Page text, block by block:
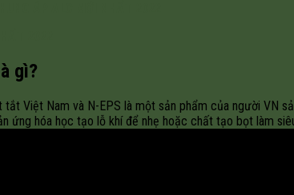
gì?
tắt Việt Nam và N-EPS là một sản phẩm của người
ứng hóa học tạo lỗ khí để nhẹ hoặc chất tạo bọt làm